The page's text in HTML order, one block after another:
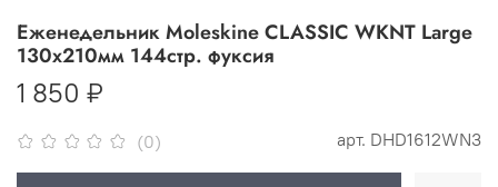
(0) арт. DHD1612WN3
Еженедельник Moleskine CLASSIC WKNT Large
130х210мм 144стр. фуксия
1 850 ₽